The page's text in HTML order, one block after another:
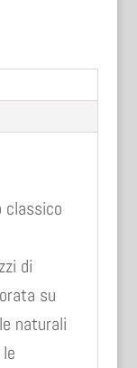
classico
di
su
naturali